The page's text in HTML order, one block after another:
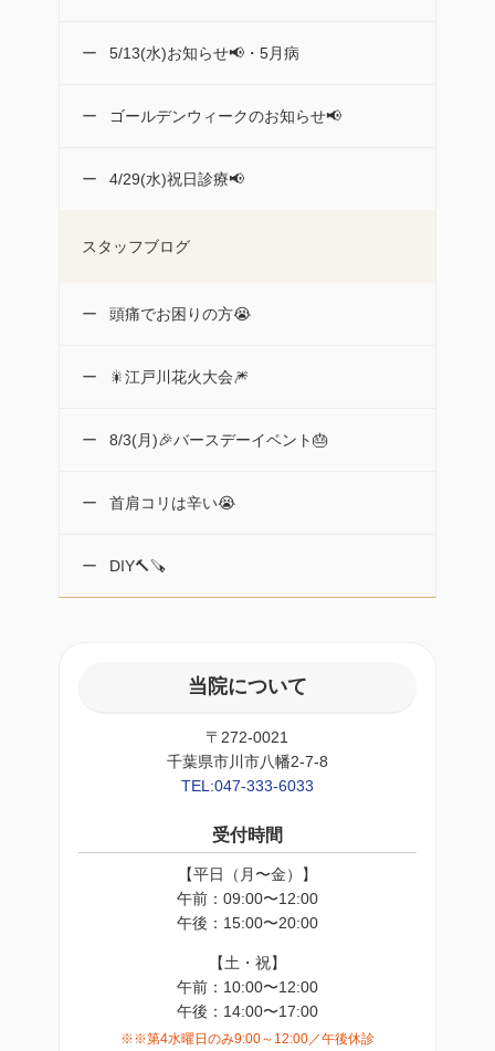
5/13(水)お知らせ📢・5月病
ゴールデンウィークのお知らせ📢
4/29(水)祝日診療📢
スタッフブログ
頭痛でお困りの方😭
🎇江戸川花火大会🎆
8/3(月)🎉バースデーイベント🎂
首肩コリは辛い😭
DIY🔨🪚
当院について
〒272-0021
千葉県市川市八幡2-7-8
TEL:047-333-6033
受付時間
【平日（月〜金）】
午前：09:00〜12:00
午後：15:00〜20:00
【土・祝】
午前：10:00〜12:00
午後：14:00〜17:00
※※第4水曜日のみ9:00～12:00／午後休診